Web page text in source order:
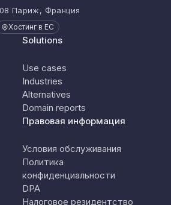
Париж, Франция
Хостинг в ЕС
Solutions
Use cases
Industries
Alternatives
Domain reports
Правовая информация
Условия обслуживания
Политика
конфиденциальности
DPA
Налоговое резидентство